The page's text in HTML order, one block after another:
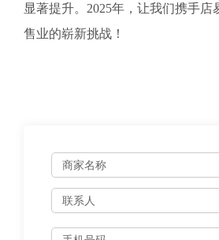
显著提升。2025年，让我们携手店
售业的崭新挑战！